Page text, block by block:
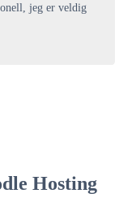
jeg er veldig
Hosting